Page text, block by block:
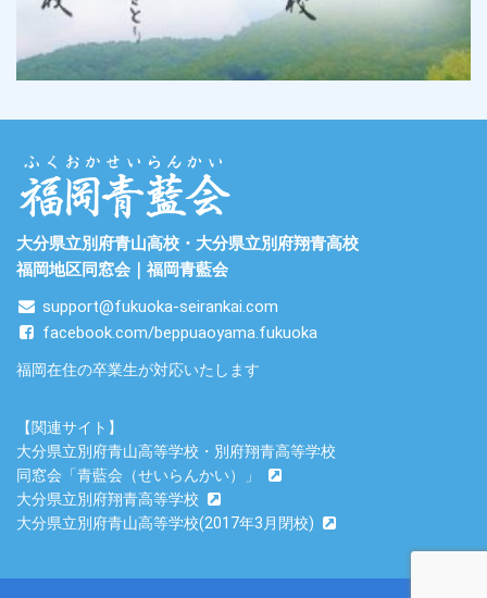
大分県立別府青山高校・大分県立別府翔青高校
福岡地区同窓会｜福岡青藍会
support@fukuoka-seirankai.com
facebook.com/beppuaoyama.fukuoka
福岡在住の卒業生が対応いたします
【関連サイト】
大分県立別府青山高等学校・別府翔青高等学校
同窓会「青藍会（せいらんかい）」
大分県立別府翔青高等学校
大分県立別府青山高等学校(2017年3月閉校)